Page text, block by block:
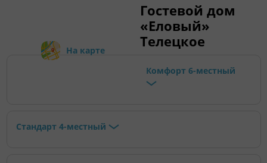
На карте
Гостевой дом
«Еловый»
Телецкое
Комфорт 6-местный
Стандарт 4-местный